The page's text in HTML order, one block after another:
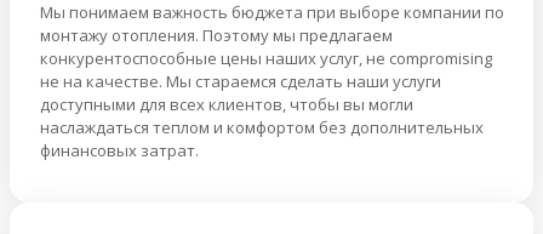
Мы понимаем важность бюджета при выборе компании по
монтажу отопления. Поэтому мы предлагаем
конкурентоспособные цены наших услуг, не compromising
не на качестве. Мы стараемся сделать наши услуги
доступными для всех клиентов, чтобы вы могли
наслаждаться теплом и комфортом без дополнительных
финансовых затрат.